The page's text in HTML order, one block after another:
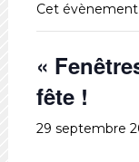
Cet évènement
«
fête !
29 septembre